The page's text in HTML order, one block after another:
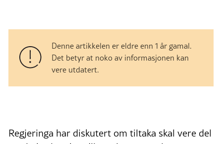
Denne artikkelen er eldre enn 1 år gamal.
Det betyr at noko av informasjonen kan
vere utdatert.
Regjeringa har diskutert om tiltaka skal vere del